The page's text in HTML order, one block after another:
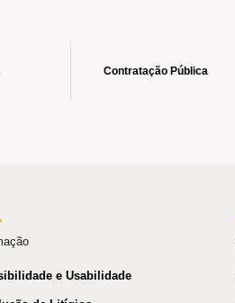
Contratação Pública
e Usabilidade